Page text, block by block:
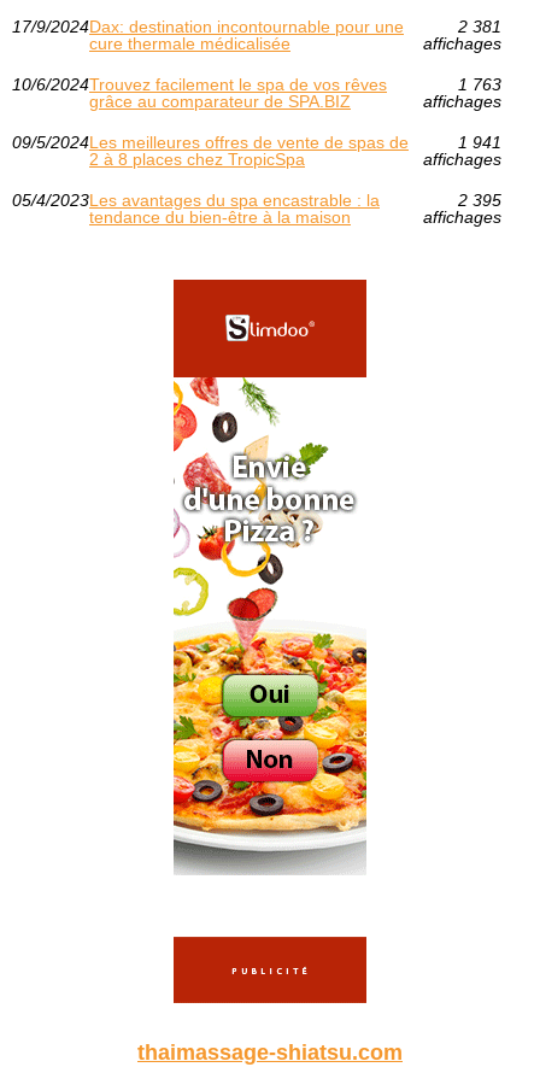
17/9/2024Dax: destination incontournable pour une
cure thermale médicalisée
2 381
affichages
10/6/2024Trouvez facilement le spa de vos rêves
grâce au comparateur de SPA.BIZ
1 763
affichages
09/5/2024Les meilleures offres de vente de spas de
2 à 8 places chez TropicSpa
1 941
affichages
05/4/2023Les avantages du spa encastrable : la
tendance du bien-être à la maison
2 395
affichages
thaimassage-shiatsu.com